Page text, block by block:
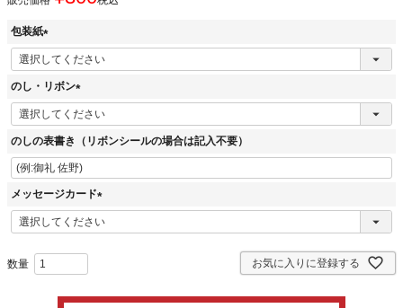
包装紙
(
必
須
)
のし・リボン
(
必
須
)
のしの表書き（リボンシールの場合は記入不要）
メッセージカード
必
お気に入りに登録する